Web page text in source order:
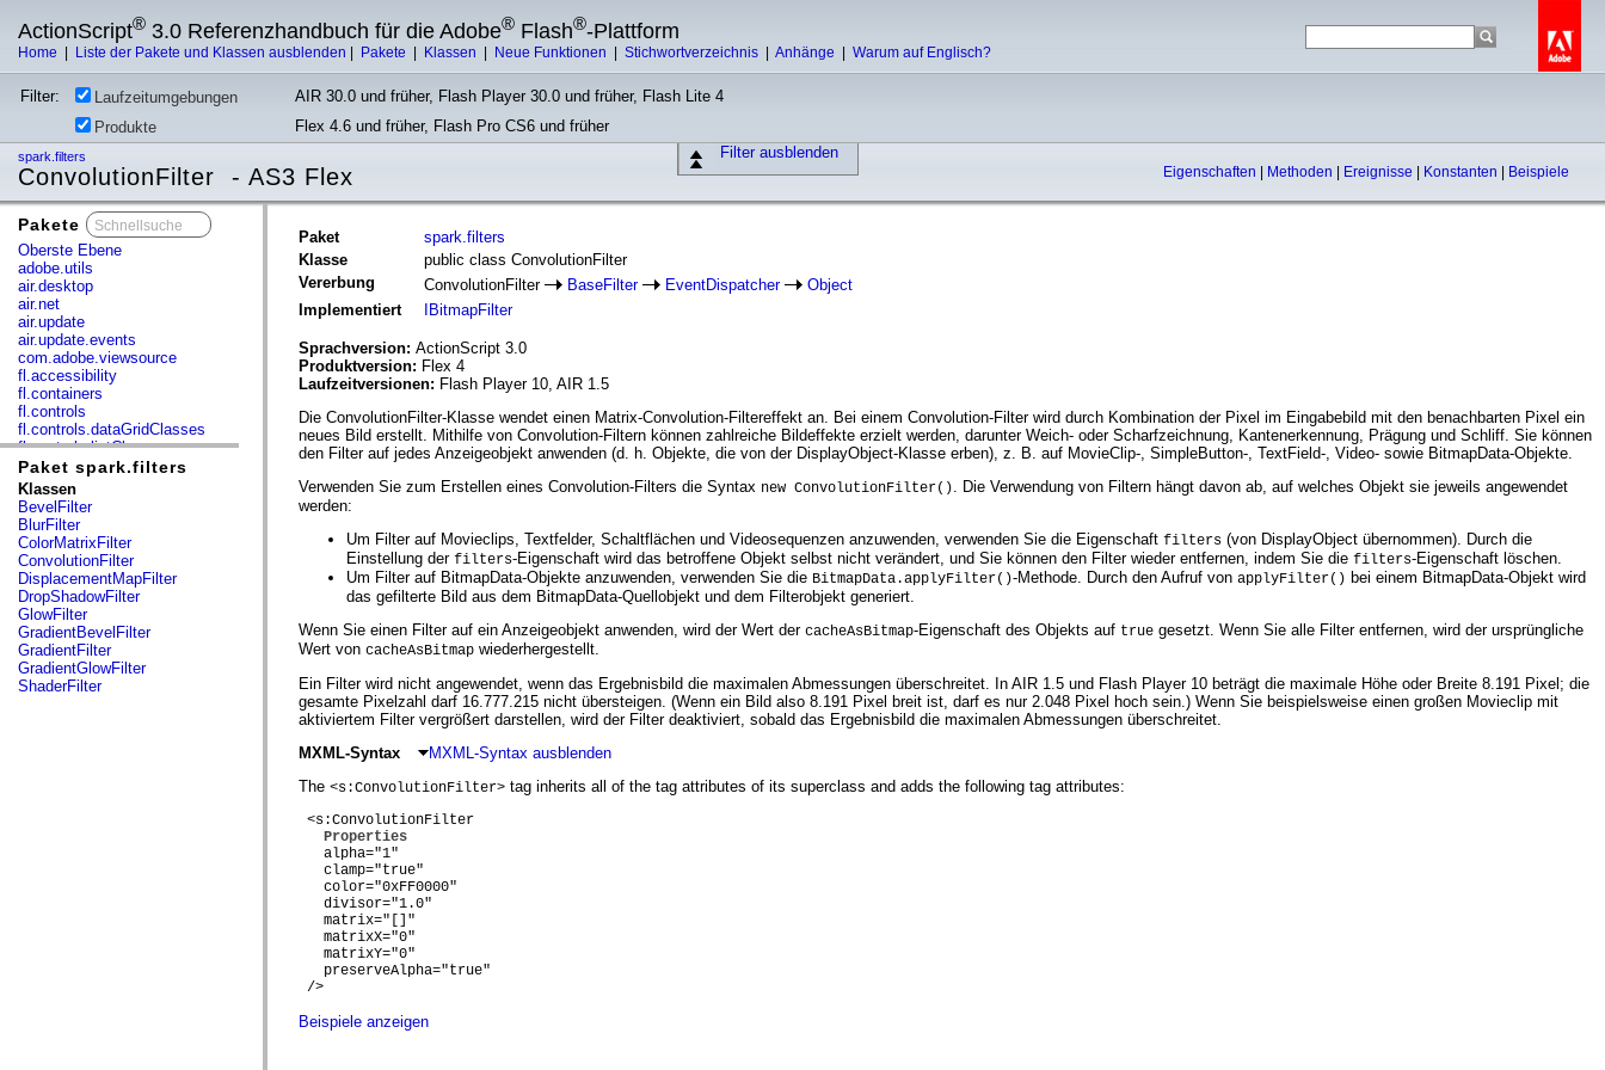
ActionScript® 3.0 Referenzhandbuch für die Adobe® Flash®-Plattform
Home Liste der Pakete und Klassen ausblenden Pakete Klassen Neue Funktionen Stichwortverzeichnis Anhänge Warum auf Englisch?
Filter: Laufzeitumgebungen
AIR 30.0 und früher, Flash Player 30.0 und früher, Flash Lite 4
Produkte
Flex 4.6 und früher, Flash Pro CS6 und früher
Filter ausblenden
spark.filters
ConvolutionFilter - AS3 Flex Eigenschaften Methoden Ereignisse Konstanten Beispiele
Pakete
Oberste Ebene
adobe.utils
air.desktop
air.net
air.update
air.update.events
com.adobe.viewsource
fl.accessibility
fl.containers
fl.controls
fl.controls.dataGridClasses
fl.controls.listClasses
fl.controls.progressBarClasses
fl.core
fl.data
fl.display
fl.events
fl.ik
fl.lang
fl.livepreview
fl.managers
fl.motion
fl.motion.easing
fl.rsl
fl.text
Paket spark.filters
Klassen
BevelFilter
BlurFilter
ColorMatrixFilter
ConvolutionFilter
DisplacementMapFilter
DropShadowFilter
GlowFilter
GradientBevelFilter
GradientFilter
GradientGlowFilter
ShaderFilter
Paket
spark.filters
Klasse
public class ConvolutionFilter
Vererbung
ConvolutionFilter BaseFilter EventDispatcher
Object
Implementiert
IBitmapFilter
Sprachversion: ActionScript 3.0
Produktversion: Flex 4
Laufzeitversionen: Flash Player 10, AIR 1.5
Die ConvolutionFilter-Klasse wendet einen Matrix-Convolution-Filtereffekt an. Bei einem Convolution-Filter wird durch Kombination der Pixel im Eingabebild mit den benachbarten Pixel ein
neues Bild erstellt. Mithilfe von Convolution-Filtern können zahlreiche Bildeffekte erzielt werden, darunter Weich- oder Scharfzeichnung, Kantenerkennung, Prägung und Schliff. Sie können
den Filter auf jedes Anzeigeobjekt anwenden (d. h. Objekte, die von der DisplayObject-Klasse erben), z. B. auf MovieClip-, SimpleButton-, TextField-, Video- sowie BitmapData-Objekte.
Verwenden Sie zum Erstellen eines Convolution-Filters die Syntax new ConvolutionFilter(). Die Verwendung von Filtern hängt davon ab, auf welches Objekt sie jeweils angewendet
werden:
Um Filter auf Movieclips, Textfelder, Schaltflächen und Videosequenzen anzuwenden, verwenden Sie die Eigenschaft filters (von DisplayObject übernommen). Durch die
Einstellung der filters-Eigenschaft wird das betroffene Objekt selbst nicht verändert, und Sie können den Filter wieder entfernen, indem Sie die filters-Eigenschaft löschen.
Um Filter auf BitmapData-Objekte anzuwenden, verwenden Sie die BitmapData.applyFilter()-Methode. Durch den Aufruf von applyFilter() bei einem BitmapData-Objekt wird
das gefilterte Bild aus dem BitmapData-Quellobjekt und dem Filterobjekt generiert.
Wenn Sie einen Filter auf ein Anzeigeobjekt anwenden, wird der Wert der cacheAsBitmap-Eigenschaft des Objekts auf true gesetzt. Wenn Sie alle Filter entfernen, wird der ursprüngliche
Wert von cacheAsBitmap wiederhergestellt.
Ein Filter wird nicht angewendet, wenn das Ergebnisbild die maximalen Abmessungen überschreitet. In AIR 1.5 und Flash Player 10 beträgt die maximale Höhe oder Breite 8.191 Pixel; die
gesamte Pixelzahl darf 16.777.215 nicht übersteigen. (Wenn ein Bild also 8.191 Pixel breit ist, darf es nur 2.048 Pixel hoch sein.) Wenn Sie beispielsweise einen großen Movieclip mit
aktiviertem Filter vergrößert darstellen, wird der Filter deaktiviert, sobald das Ergebnisbild die maximalen Abmessungen überschreitet.
MXML-Syntax
MXML-Syntax ausblenden
The <s:ConvolutionFilter> tag inherits all of the tag attributes of its superclass and adds the following tag attributes:
<s:ConvolutionFilter
Properties
   alpha="1"
   clamp="true"
   color="0xFF0000"
   divisor="1.0"
   matrix="[]"
   matrixX="0"
   matrixY="0"
   preserveAlpha="true"
/>
Beispiele anzeigen